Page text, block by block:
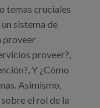
temas cruciales
sistema de
proveer
proveer?,
Y ¿Cómo
Asimismo,
el rol de la